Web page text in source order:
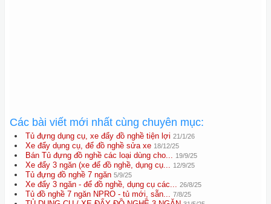
Các bài viết mới nhất cùng chuyên mục:
Tủ đựng dụng cụ, xe đẩy đồ nghề tiện lợi 21/1/26
Xe đẩy dụng cụ, để đồ nghề sửa xe 18/12/25
Bán Tủ đựng đồ nghề các loại dùng cho... 19/9/25
Xe đẩy 3 ngăn (xe để đồ nghề, dụng cụ... 12/9/25
Tủ đựng đồ nghề 7 ngăn 5/9/25
Xe đẩy 3 ngăn - để đồ nghề, dụng cụ các... 26/8/25
Tủ đồ nghề 7 ngăn NPRO - tủ mới, sẵn... 7/8/25